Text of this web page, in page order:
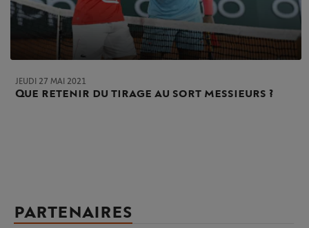
JEUDI 27 MAI 2021
Que retenir du tirage au sort messieurs ?
PARTENAIRES